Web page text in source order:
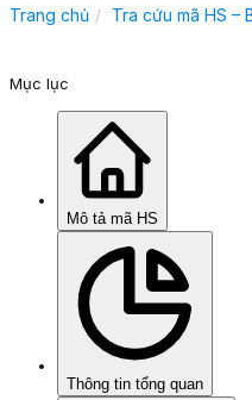
Trang chủ Tra cứu mã HS –
Mục lục
Mô tả mã HS
Thông tin tổng quan